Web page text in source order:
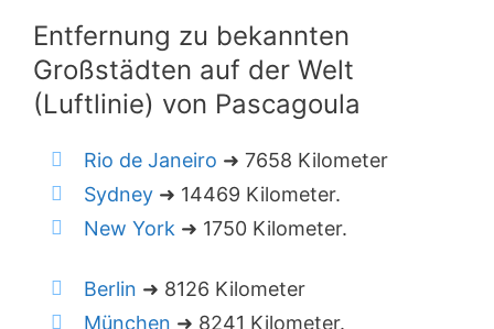
Entfernung zu bekannten
Großstädten auf der Welt
(Luftlinie) von Pascagoula
Rio de Janeiro ➜ 7658 Kilometer
Sydney ➜ 14469 Kilometer.
New York ➜ 1750 Kilometer.
Berlin ➜ 8126 Kilometer
München ➜ 8241 Kilometer.